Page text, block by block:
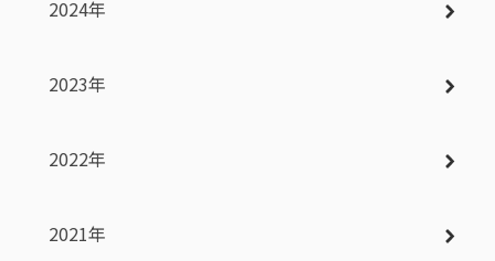
2024年
2023年
2022年
2021年